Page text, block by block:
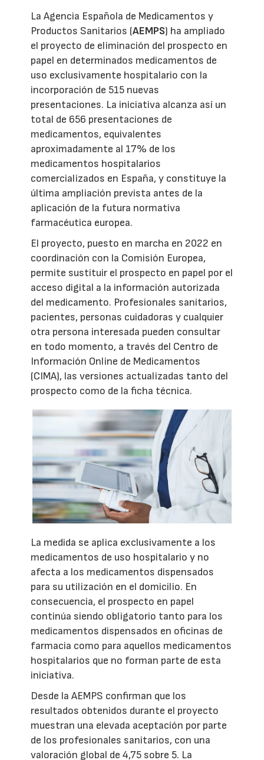
La Agencia Española de Medicamentos y
Productos Sanitarios (AEMPS) ha ampliado
el proyecto de eliminación del prospecto en
papel en determinados medicamentos de
uso exclusivamente hospitalario con la
incorporación de 515 nuevas
presentaciones. La iniciativa alcanza así un
total de 656 presentaciones de
medicamentos, equivalentes
aproximadamente al 17% de los
medicamentos hospitalarios
comercializados en España, y constituye la
última ampliación prevista antes de la
aplicación de la futura normativa
farmacéutica europea.
El proyecto, puesto en marcha en 2022 en
coordinación con la Comisión Europea,
permite sustituir el prospecto en papel por el
acceso digital a la información autorizada
del medicamento. Profesionales sanitarios,
pacientes, personas cuidadoras y cualquier
otra persona interesada pueden consultar
en todo momento, a través del Centro de
Información Online de Medicamentos
(CIMA), las versiones actualizadas tanto del
prospecto como de la ficha técnica.
La medida se aplica exclusivamente a los
medicamentos de uso hospitalario y no
afecta a los medicamentos dispensados
para su utilización en el domicilio. En
consecuencia, el prospecto en papel
continúa siendo obligatorio tanto para los
medicamentos dispensados en oficinas de
farmacia como para aquellos medicamentos
hospitalarios que no forman parte de esta
iniciativa.
Desde la AEMPS confirman que los
resultados obtenidos durante el proyecto
muestran una elevada aceptación por parte
de los profesionales sanitarios, con una
valoración global de 4,75 sobre 5. La